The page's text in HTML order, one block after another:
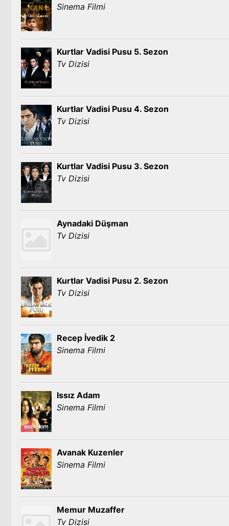
Sinema Filmi
Kurtlar Vadisi Pusu 5. Sezon
Tv Dizisi
Kurtlar Vadisi Pusu 4. Sezon
Tv Dizisi
Kurtlar Vadisi Pusu 3. Sezon
Tv Dizisi
Aynadaki Düşman
Tv Dizisi
Kurtlar Vadisi Pusu 2. Sezon
Tv Dizisi
Recep İvedik 2
Sinema Filmi
Issız Adam
Sinema Filmi
Avanak Kuzenler
Sinema Filmi
Memur Muzaffer
Tv Dizisi